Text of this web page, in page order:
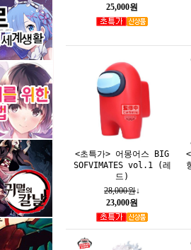
25,000원
<초특가> 어몽어스 BIG
SOFVIMATES vol.1 (레
드)
28,000원↓
23,000원